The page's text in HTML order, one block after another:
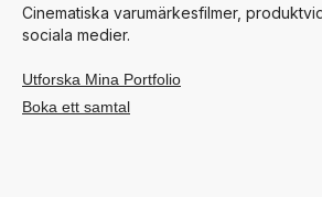
Cinematiska varumärkesfilmer,
sociala medier.
Utforska Mina Portfolio
Boka ett samtal